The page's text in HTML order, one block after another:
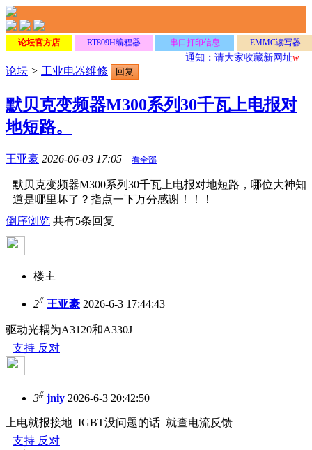
论坛官方店 RT809H编程器 串口打印信息 EMMC读写器
通知：请大家收藏新网址
论坛 > 工业电器维修 回复
默贝克变频器M300系列30千瓦上电报对
地短路。
王亚豪 2026-06-03 17:05 看全部
默贝克变频器M300系列30千瓦上电报对地短路，哪位大神知
道是哪里坏了？指点一下万分感谢！！！
倒序浏览 共有5条回复
楼主
2# 王亚豪 2026-6-3 17:44:43
驱动光耦为A3120和A330J
支持 反对
3# jniy 2026-6-3 20:42:50
上电就报接地 IGBT没问题的话 就查电流反馈
支持 反对